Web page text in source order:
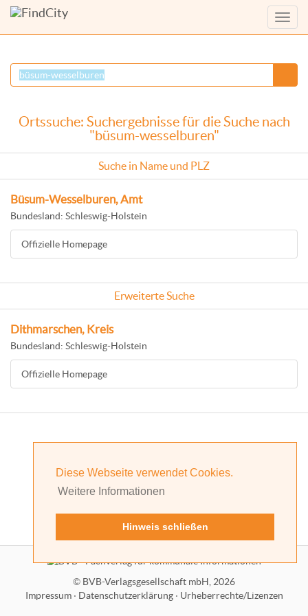
Diese Webseite verwendet Cookies.
Weitere Informationen
Hinweis schließen
Menü
Ortssuche: Suchergebnisse für die Suche nach
"büsum-wesselburen"
Suche in Name und PLZ
Büsum-Wesselburen, Amt
Bundesland: Schleswig-Holstein
Offizielle Homepage
Erweiterte Suche
Dithmarschen, Kreis
Bundesland: Schleswig-Holstein
Offizielle Homepage
© BVB-Verlagsgesellschaft mbH, 2026
Impressum· Datenschutzerklärung· Urheberrechte/Lizenzen